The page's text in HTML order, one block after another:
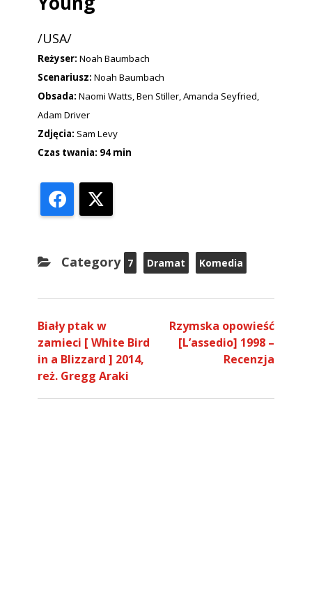
/USA/
Reżyser: Noah Baumbach
Scenariusz: Noah Baumbach
Obsada: Naomi Watts, Ben Stiller, Amanda Seyfried,
Adam Driver
Zdjęcia: Sam Levy
Czas twania: 94 min
Facebook
Category 7 Dramat Komedia
Biały ptak w
zamieci [ White Bird
in a Blizzard ] 2014,
reż. Gregg Araki
Rzymska opowieść
[L’assedio] 1998 –
Recenzja